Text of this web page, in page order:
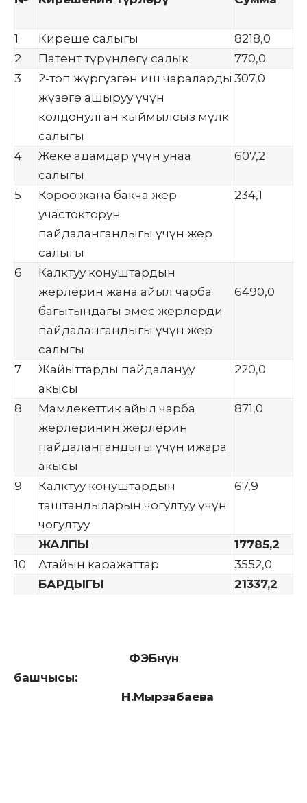
1 Киреше салыгы
8218,0
2
Патент түрүндөгү салык
770,0
3
2-топ жүргүзгөн иш чараларды
жүзөгө ашыруу үчүн
колдонулган кыймылсыз мүлк
салыгы
307,0
4
Жеке адамдар үчүн унаа
салыгы
607,2
5
Короо жана бакча жер
участокторун
пайдалангандыгы үчүн жер
салыгы
234,1
6
Калктуу конуштардын
жерлерин жана айыл чарба
багытындагы эмес жерлерди
пайдалангандыгы үчүн жер
салыгы
6490,0
7
Жайыттарды пайдалануу
акысы
220,0
8
Мамлекеттик айыл чарба
жерлеринин жерлерин
пайдалангандыгы үчүн ижара
акысы
871,0
9
Калктуу конуштардын
таштандыларын чогултуу үчүн
чогултуу
67,9
ЖАЛПЫ
17785,2
10
Атайын каражаттар
3552,0
БАРДЫГЫ
21337,2
ФЭБнүн
башчысы:
Н.Мырзабаева